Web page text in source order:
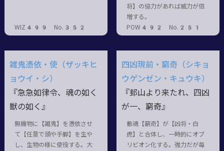
WIZ499 No.352
将】の協力があれば威力が倍
増する。
POW492 No.251
雑鬼憑依・使（ザッキヒ
ョウイ・シ）
『急急如律令、魂の如く
獣の如く』
無機物に【雑鬼】を憑依させ
て【任意で頭や手脚】を生や
し、生物の様に使役する。大
四凶現前・窮奇（シキョ
ウゲンゼン・キュウキ）
『邽山より来たれ、四凶
が一、窮奇』
骸魂【窮奇】が【凶将・白
虎】と合体し、一時的にオブ
リビオン化する。強力だが毎